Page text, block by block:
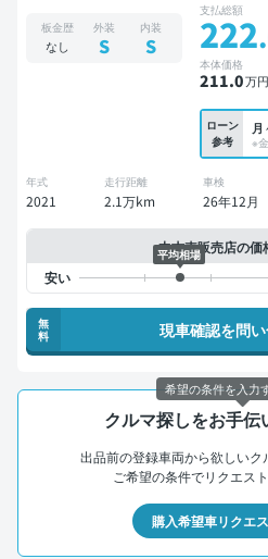
板金歴
なし
外装
S
内装
S
支払総額
222
本体価格
211.0万円
ローン
参考
月
※
年式
2021
走行距離
2.1万km
車検
26年12月
中古車販売店の価
平均相場
無
料
現車確認を問
クルマ探しをお手伝
出品前の登録車両から欲しいク
ご希望の条件でリクエス
購入希望車リクエ
希望の条件を入力